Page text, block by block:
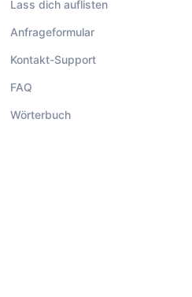
Lass dich auflisten
Anfrageformular
Kontakt-Support
FAQ
Wörterbuch